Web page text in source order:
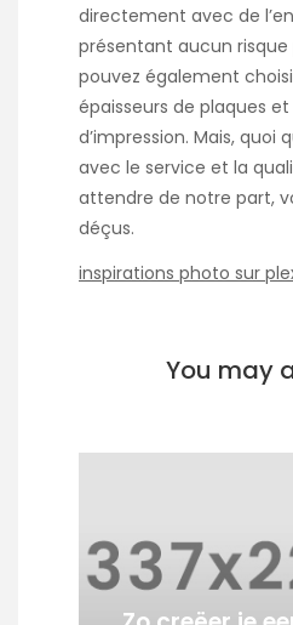
directement avec de
présentant aucun risque
pouvez également
épaisseurs de plaques
d’impression. Mais, quoi
avec le service et la
attendre de notre part,
déçus.
inspirations photo sur
You may